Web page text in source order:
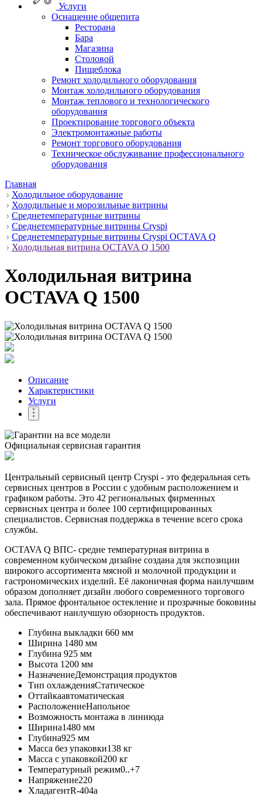
Услуги
Оснащение общепита
Ресторана
Бара
Магазина
Столовой
Пищеблока
Ремонт холодильного оборудования
Монтаж холодильного оборудования
Монтаж теплового и технологического
оборудования
Проектирование торгового объекта
Электромонтажные работы
Ремонт торгового оборудования
Техническое обслуживание профессионального
оборудования
Главная
Холодильное оборудование
Холодильные и морозильные витрины
Среднетемпературные витрины
Среднетемпературные витрины Cryspi
Среднетемпературные витрины Cryspi OCTAVA Q
Холодильная витрина OCTAVA Q 1500
Холодильная витрина
OCTAVA Q 1500
Описание
Характеристики
Услуги
Официальная сервисная гарантия
Центральный сервисный центр Cryspi - это федеральная сеть
сервисных центров в России с удобным расположением и
графиком работы. Это 42 региональных фирменных
сервисных центра и более 100 сертифицированных
специалистов. Сервисная поддержка в течение всего срока
службы.
OCTAVA Q ВПС- средне температурная витрина в
современном кубическом дизайне создана для экспозиции
широкого ассортимента мясной и молочной продукции и
гастрономических изделий. Её лаконичная форма наилучшим
образом дополняет дизайн любого современного торгового
зала. Прямое фронтальное остекление и прозрачные боковины
обеспечивают наилучшую обзорность продуктов.
Глубина выкладки 660 мм
Ширина 1480 мм
Глубина 925 мм
Высота 1200 мм
НазначениеДемонстрация продуктов
Тип охлажденияСтатическое
Оттайкаавтоматическая
РасположениеНапольное
Возможность монтажа в линиюда
Ширина1480 мм
Глубина925 мм
Масса без упаковки138 кг
Масса с упаковкой200 кг
Температурный режим0..+7
Напряжение220
ХладагентR-404a